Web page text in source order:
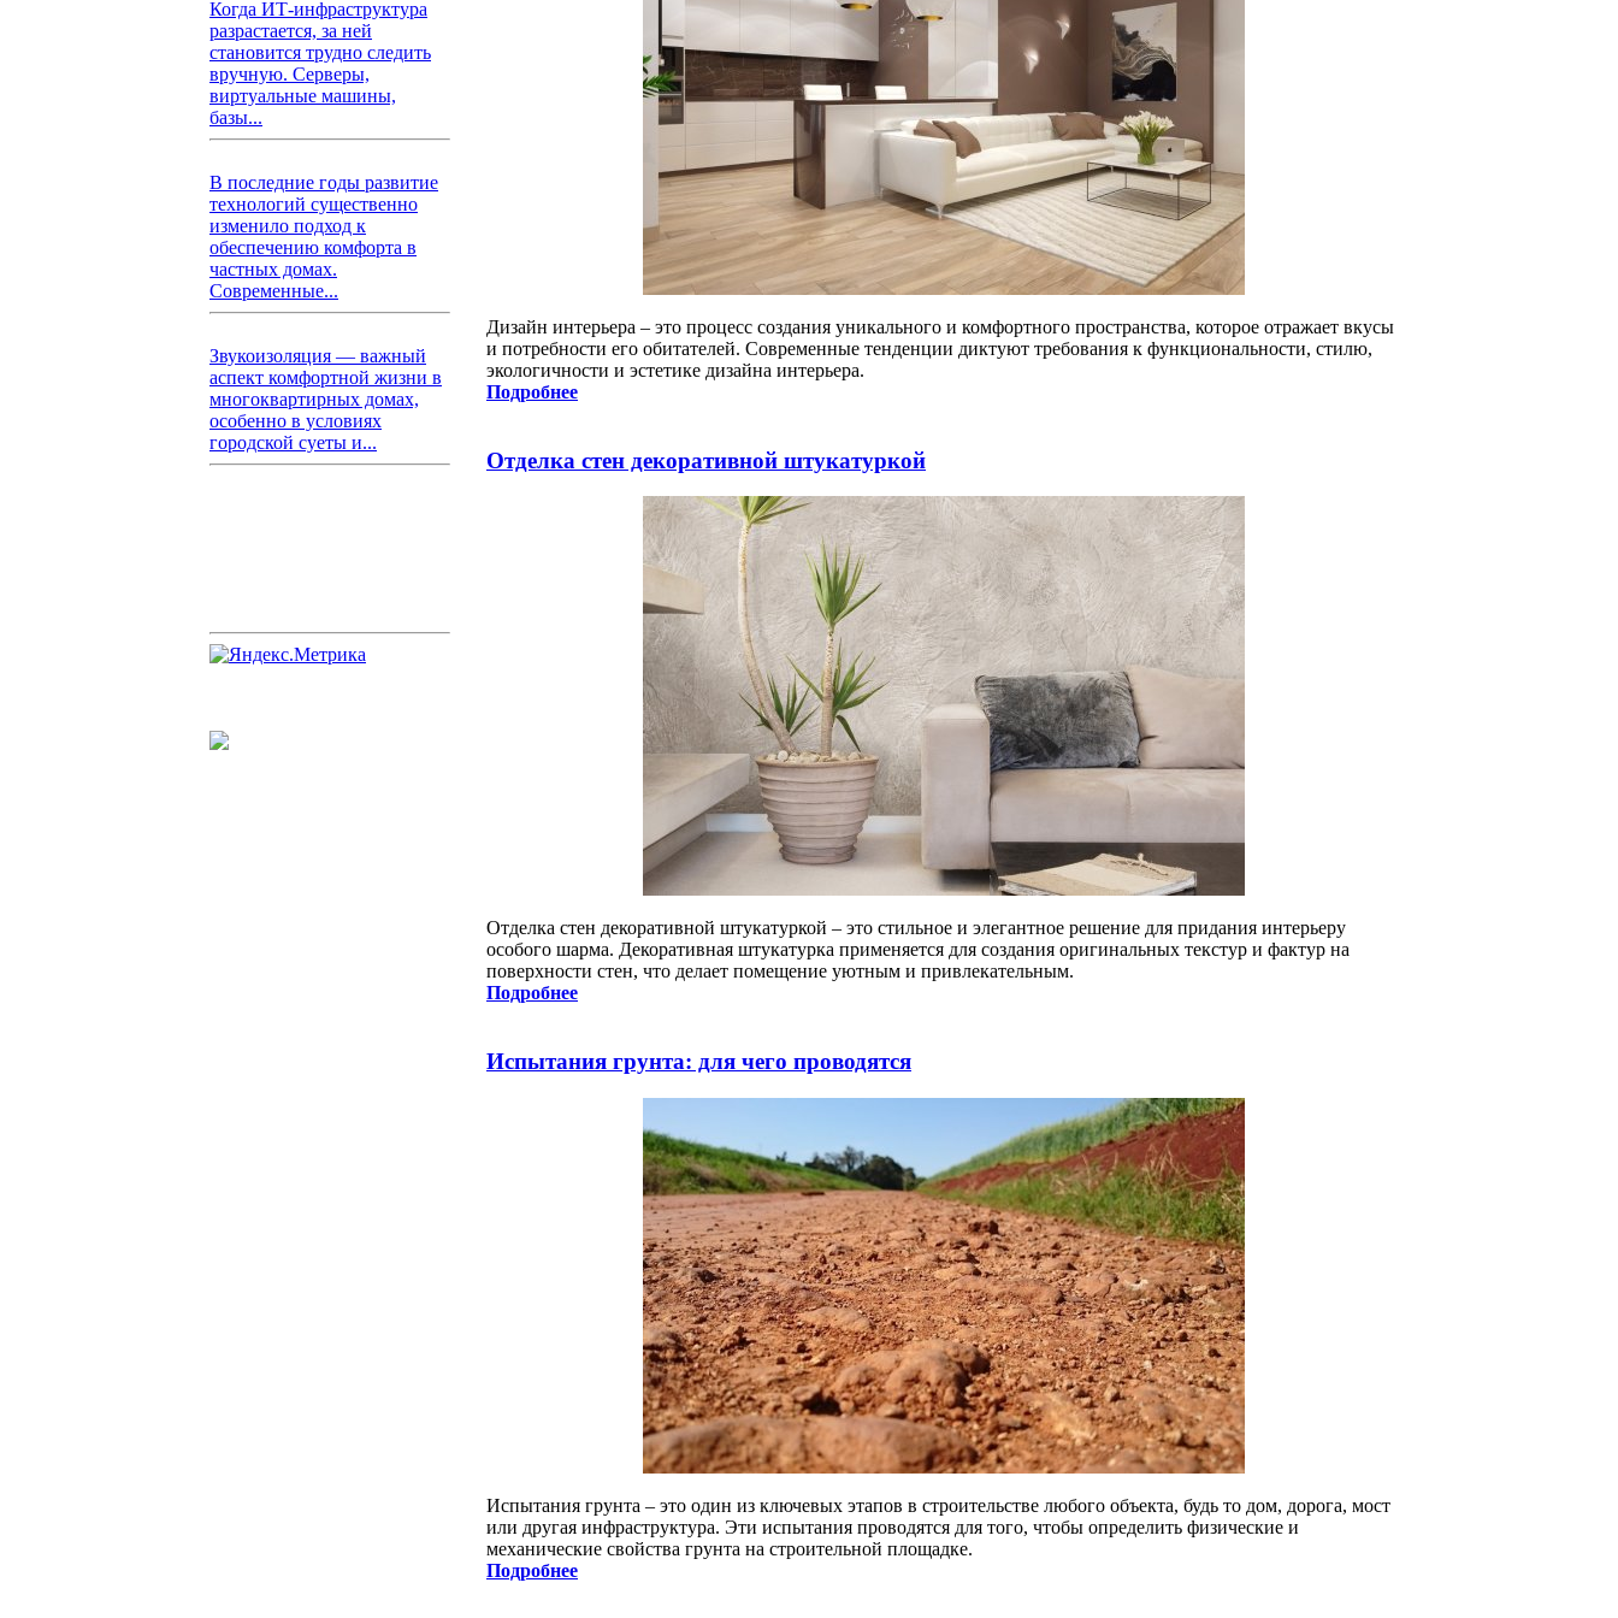
Когда ИТ-инфраструктура
разрастается, за ней
становится трудно следить
вручную. Серверы,
виртуальные машины,
базы...
В последние годы развитие
технологий существенно
изменило подход к
обеспечению комфорта в
частных домах.
Современные...
Звукоизоляция — важный
аспект комфортной жизни в
многоквартирных домах,
особенно в условиях
городской суеты и...
Дизайн интерьера – это процесс создания уникального и комфортного пространства, которое отражает вкусы
и потребности его обитателей. Современные тенденции диктуют требования к функциональности, стилю,
экологичности и эстетике дизайна интерьера.
Подробнее
Отделка стен декоративной штукатуркой
Отделка стен декоративной штукатуркой – это стильное и элегантное решение для придания интерьеру
особого шарма. Декоративная штукатурка применяется для создания оригинальных текстур и фактур на
поверхности стен, что делает помещение уютным и привлекательным.
Подробнее
Испытания грунта: для чего проводятся
Испытания грунта – это один из ключевых этапов в строительстве любого объекта, будь то дом, дорога, мост
или другая инфраструктура. Эти испытания проводятся для того, чтобы определить физические и
механические свойства грунта на строительной площадке.
Подробнее